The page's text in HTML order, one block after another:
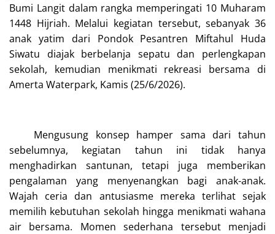
Bumi Langit dalam rangka memperingati 10 Muharam
1448 Hijriah. Melalui kegiatan tersebut, sebanyak 36
anak yatim dari Pondok Pesantren Miftahul Huda
Siwatu diajak berbelanja sepatu dan perlengkapan
sekolah, kemudian menikmati rekreasi bersama di
Amerta Waterpark, Kamis (25/6/2026).
Mengusung konsep hamper sama dari tahun
sebelumnya, kegiatan tahun ini tidak hanya
menghadirkan santunan, tetapi juga memberikan
pengalaman yang menyenangkan bagi anak-anak.
Wajah ceria dan antusiasme mereka terlihat sejak
memilih kebutuhan sekolah hingga menikmati wahana
air bersama. Momen sederhana tersebut menjadi